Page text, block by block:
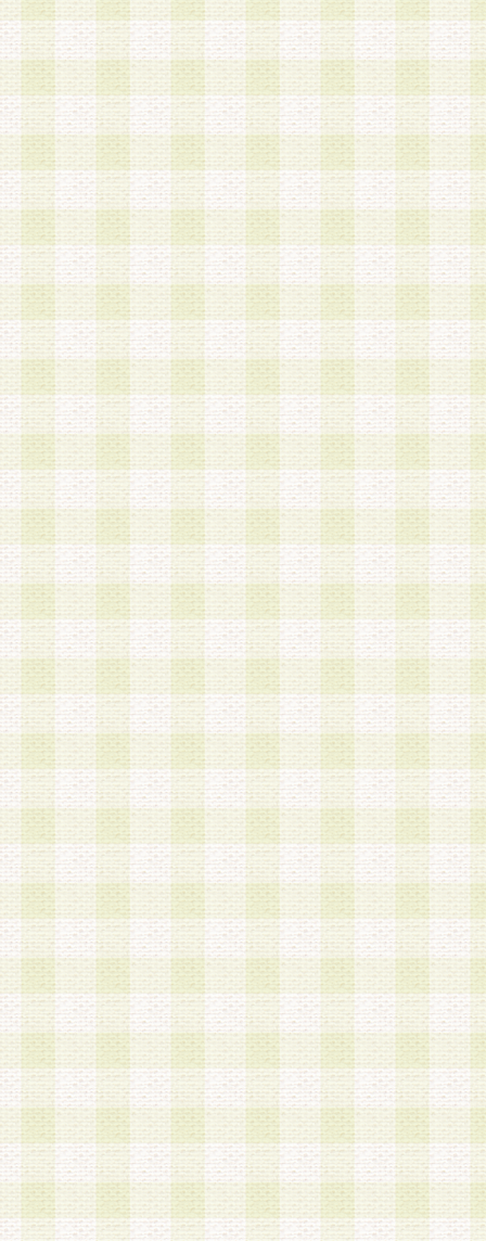
a.既に登録されている会員と同一のメールアドレ
録する場合
b.本サービスと同様のサービスを提供している企
業に従事していると思われる本人またはその家族
場合
c.その他当社が不適切と判断する場合
2.当社は、会員登録希望者を会員として承認する
した 場合、会員登録希望者による会員登録手続
による承認後の場合であっても、会員登録の取り
の抹消を、当社が適切と判 断する方法・手段に
とができるものとします。
3.会員登録希望者が18歳未満、成年被後見人、被
人 である場合は、親権者などの法定代理人の同
録を行うものとします。なお、義務教育学齢に該
者については、登録時に 当社が別途定める方法
権者による承認手続きを行うものとします。
第3条 会員の登録方法
1.会員登録手続きは、会員登録希望者本人が行う
る登録は一切認められないものとします。
2.会員登録希望者は、本規約に同意の後、当社指
画 面」において、当社が指定する必要事項を入
を行うものとします。当社は、会員登録を承認し
会員として本サービスを 受けるためのログイン
を付与します。
3.会員は、会員登録の際に申告する登録情報の全
いかなる虚偽の申告をも行ってはならないものと
4.会員は、複数のログインＩＤおよびパスワード
いものとします。
第4条 ログインIDおよびパスワードの管理
1.会員は、会員登録後、本サイト内にて本サービ
加する際には、前条に基づき当社から付与された
スワードを使用するものとします。
2.登録の際に当社が付与したログインIDおよびパ
の使用に関しては、全て会員本人がその責任を負
3.会員は、当社から付与されたログインIDおよび
貸与、名義変更、売買その他形態を問わず第三者
ならないものとします。
4.当社は、会員によるログインIDおよびパスワー